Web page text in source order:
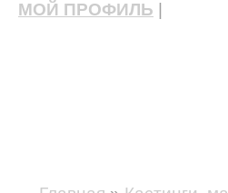
МОЙ ПРОФИЛЬ